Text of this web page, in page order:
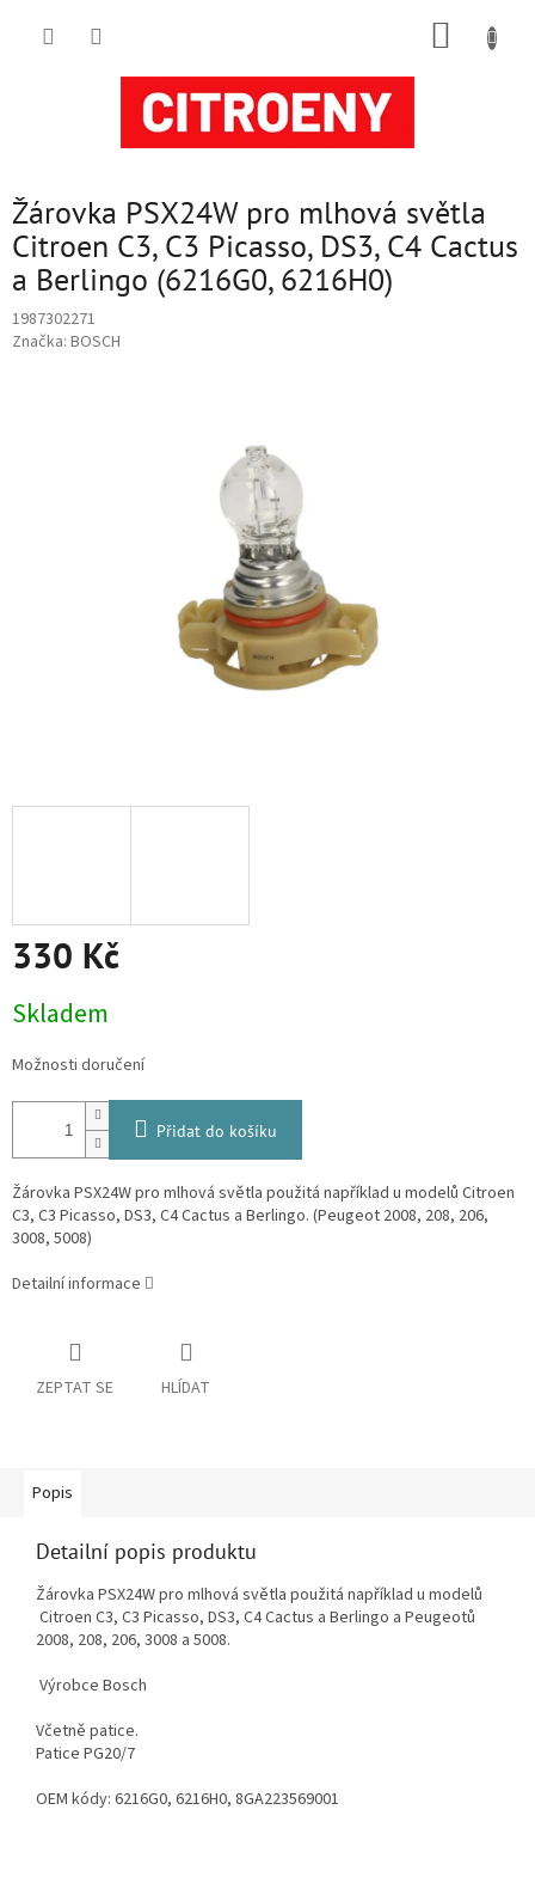
Žárovka PSX24W pro mlhová světla
Citroen C3, C3 Picasso, DS3, C4 Cactus
a Berlingo (6216G0, 6216H0)
1987302271
Značka: BOSCH
330 Kč
cena:
Skladem
Možnosti doručení
Přidat do košíku
Žárovka PSX24W pro mlhová světla použitá například u modelů Citroen
C3, C3 Picasso, DS3, C4 Cactus a Berlingo. (Peugeot 2008, 208, 206,
3008, 5008)
Detailní informace
ZEPTAT SE HLÍDAT
Popis
Detailní popis produktu
Žárovka PSX24W pro mlhová světla použitá například u modelů
Citroen C3, C3 Picasso, DS3, C4 Cactus a Berlingo a Peugeotů
2008, 208, 206, 3008 a 5008.
Výrobce Bosch
Včetně patice.
Patice PG20/7
OEM kódy: 6216G0, 6216H0, 8GA223569001